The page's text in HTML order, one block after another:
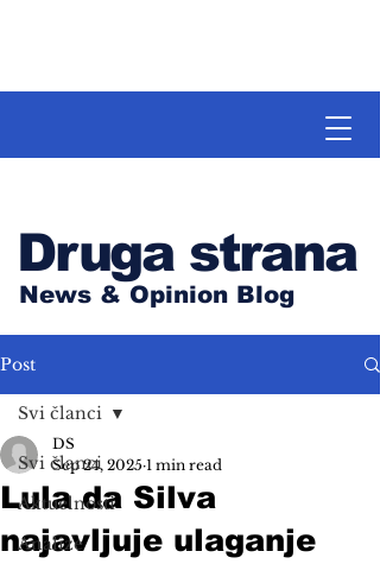
Druga strana
News & Opinion Blog
Post
Svi članci
Aktuelnosti
Analize
Svi članci
Lula da Silva
najavljuje ulaganje
DS
Sep 24, 2025 1 min read